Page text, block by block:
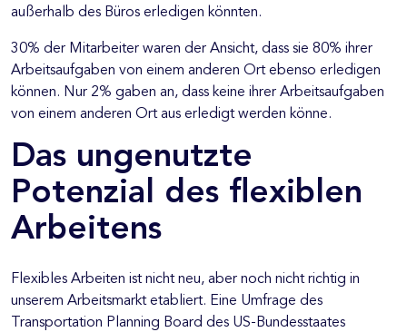
außerhalb des Büros erledigen könnten.
30% der Mitarbeiter waren der Ansicht, dass sie 80% ihrer
Arbeitsaufgaben von einem anderen Ort ebenso erledigen
können. Nur 2% gaben an, dass keine ihrer Arbeitsaufgaben
von einem anderen Ort aus erledigt werden könne.
Das ungenutzte
Potenzial des flexiblen
Arbeitens
Flexibles Arbeiten ist nicht neu, aber noch nicht richtig in
unserem Arbeitsmarkt etabliert. Eine Umfrage des
Transportation Planning Board des US-Bundesstaates